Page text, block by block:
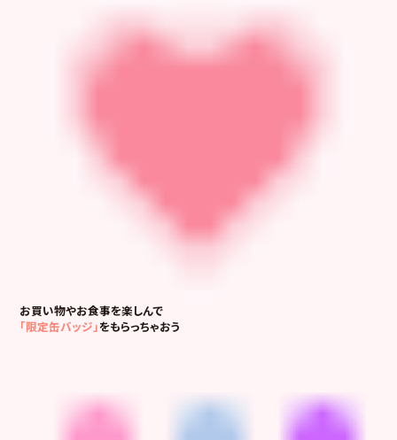
お買い物やお食事を楽しんで
「限定缶バッジ」をもらっちゃおう